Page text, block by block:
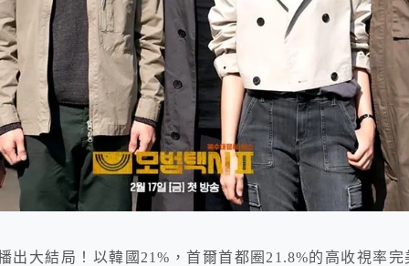
出大結局！以韓國21%，首爾首都圈21.8%的高收視率